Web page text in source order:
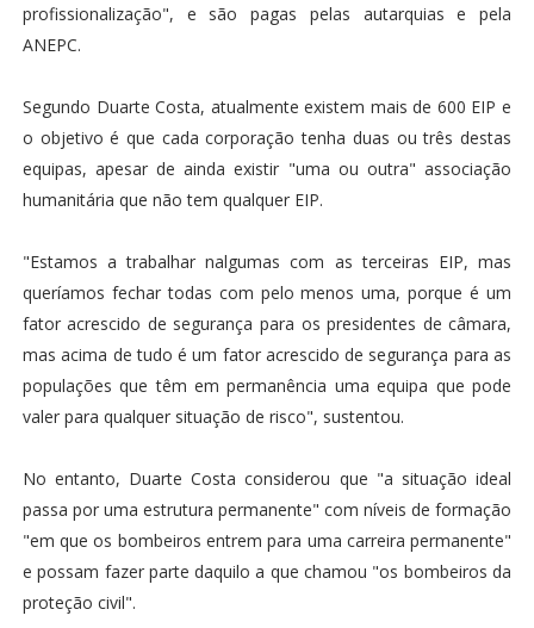
profissionalização", e são pagas pelas autarquias e pela
ANEPC.
Segundo Duarte Costa, atualmente existem mais de 600 EIP e
o objetivo é que cada corporação tenha duas ou três destas
equipas, apesar de ainda existir "uma ou outra" associação
humanitária que não tem qualquer EIP.
"Estamos a trabalhar nalgumas com as terceiras EIP, mas
queríamos fechar todas com pelo menos uma, porque é um
fator acrescido de segurança para os presidentes de câmara,
mas acima de tudo é um fator acrescido de segurança para as
populações que têm em permanência uma equipa que pode
valer para qualquer situação de risco", sustentou.
No entanto, Duarte Costa considerou que "a situação ideal
passa por uma estrutura permanente" com níveis de formação
"em que os bombeiros entrem para uma carreira permanente"
e possam fazer parte daquilo a que chamou "os bombeiros da
proteção civil".